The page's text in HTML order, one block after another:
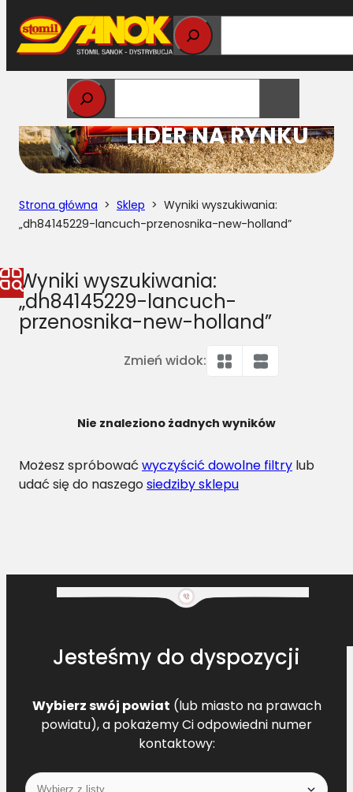
Przejdź
do
treści
STOMIL
LIDER NA RYNKU
Strona główna > Sklep > Wyniki wyszukiwania:
„dh84145229-lancuch-przenosnika-new-holland”
Wyniki wyszukiwania:
„dh84145229-lancuch-
przenosnika-new-holland”
Zmień widok:
Nie znaleziono żadnych wyników
Możesz spróbować wyczyścić dowolne filtry lub
udać się do naszegosiedziby sklepu
Jesteśmy do dyspozycji
Wybierz swój powiat (lub miasto na prawach
powiatu), a pokażemy Ci odpowiedni numer
kontaktowy: